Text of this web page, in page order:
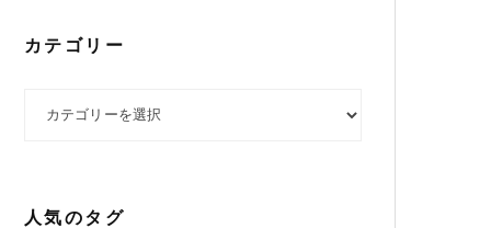
カテゴリー
人気のタグ